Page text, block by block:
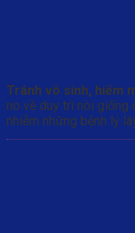
Tránh vô sinh, hiếm
no về duy trì nòi giống
nhiễm những bệnh lý